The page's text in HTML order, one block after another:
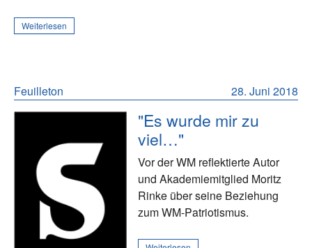
Weiterlesen
28. Juni 2018
Feuilleton
"Es wurde mir zu
viel…"
Vor der WM reflektierte Autor
und Akademiemitglied Moritz
Rinke über seine Beziehung
zum WM-Patriotismus.